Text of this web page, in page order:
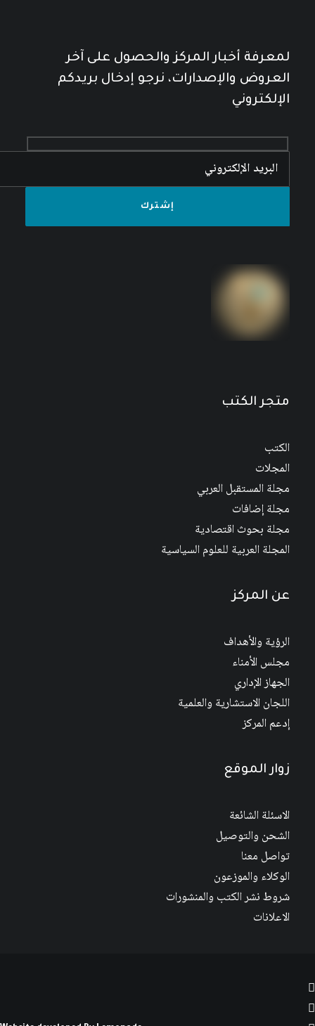
لمعرفة أخبار المركز والحصول على آخر
العروض والإصدارات، نرجو إدخال بريدكم
الإلكتروني
متجر الكتب
الكتب
المجلات
مجلة المستقبل العربي
مجلة إضافات
مجلة بحوث اقتصادية
المجلة العربية للعلوم السياسية
عن المركز
الرؤية والأهداف
مجلس الأمناء
الجهاز الإداري
اللجان الاستشارية والعلمية
إدعم المركز
زوار الموقع
الاسئلة الشائعة
الشحن والتوصيل
تواصل معنا
الوكلاء والموزعون
شروط نشر الكتب والمنشورات
الاعلانات